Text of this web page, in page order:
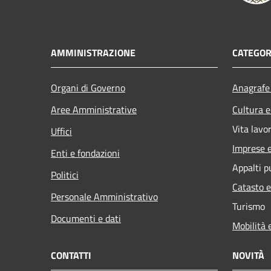
AMMINISTRAZIONE
Organi di Governo
Aree Amministrative
Uffici
Enti e fondazioni
Politici
Personale Amministrativo
Documenti e dati
Cultura
Vita
Imprese
Appalti
Catasto
Turismo
Mobilità
CONTATTI NOVITÀ